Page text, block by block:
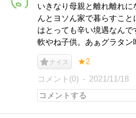
いきなり母親と離れ離れに
んとヨソん家で暮らすこ
はとっても辛い境遇なん
軟やね子供。あぁグラタン
ナイス ★2
コメント(0) 2021/11/18